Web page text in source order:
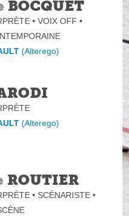
BOCQUET
• VOIX OFF •
(Alterego)
(Alterego)
ROUTIER
• SCÉNARISTE •